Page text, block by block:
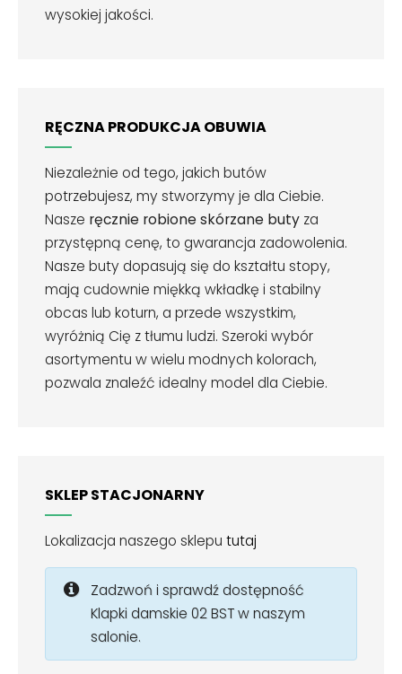
wysokiej jakości.
RĘCZNA PRODUKCJA OBUWIA
Niezależnie od tego, jakich butów
potrzebujesz, my stworzymy je dla Ciebie.
Nasze ręcznie robione skórzane buty za
przystępną cenę, to gwarancja zadowolenia.
Nasze buty dopasują się do kształtu stopy,
mają cudownie miękką wkładkę i stabilny
obcas lub koturn, a przede wszystkim,
wyróżnią Cię z tłumu ludzi. Szeroki wybór
asortymentu w wielu modnych kolorach,
pozwala znaleźć idealny model dla Ciebie.
SKLEP STACJONARNY
Lokalizacja naszego sklepu tutaj
Zadzwoń i sprawdź dostępność
Klapki damskie 02 BST w naszym
salonie.